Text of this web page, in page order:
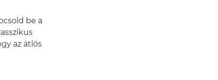
be a
az átlós